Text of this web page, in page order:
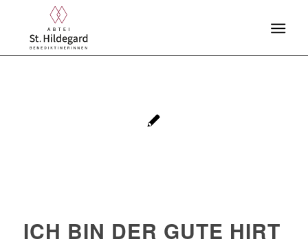
ICH BIN DER GUTE HIRT